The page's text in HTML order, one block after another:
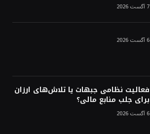
7 آگست 2026
6 آگست 2026
فعالیت نظامی جبهات یا تلاش‌های ارزان
برای جلب منابع مالی؟
6 آگست 2026